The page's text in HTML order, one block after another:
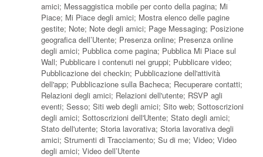
amici; Messaggistica mobile per conto della pagina; Mi
Piace; Mi Piace degli amici; Mostra elenco delle pagine
gestite; Note; Note degli amici; Page Messaging; Posizione
geografica dell’Utente; Presenza online; Presenza online
degli amici; Pubblica come pagina; Pubblica Mi Piace sul
Wall; Pubblicare i contenuti nei gruppi; Pubblicare video;
Pubblicazione dei checkin; Pubblicazione dell'attività
dell'app; Pubblicazione sulla Bacheca; Recuperare contatti;
Relazioni degli amici; Relazioni dell'utente; RSVP agli
eventi; Sesso; Siti web degli amici; Sito web; Sottoscrizioni
degli amici; Sottoscrizioni dell'Utente; Stato degli amici;
Stato dell'utente; Storia lavorativa; Storia lavorativa degli
amici; Strumenti di Tracciamento; Su di me; Video; Video
degli amici; Video dell’Utente